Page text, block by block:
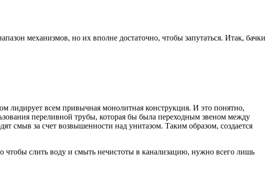
механизмов, но их вполне достаточно, чтобы запутаться. Итак, бачки
лидирует всем привычная монолитная конструкция. И это понятно,
переливной трубы, которая бы была переходным звеном между
смыв за счет возвышенности над унитазом. Таким образом, создается
слить воду и смыть нечистоты в канализацию, нужно всего лишь